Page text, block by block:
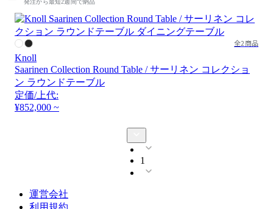
発注から最短2週間で納品
全2商品
Knoll
Saarinen Collection Round Table / サーリネン コレクショ
ン ラウンドテーブル
定価/上代:
¥852,000 ~
1
運営会社
利用規約